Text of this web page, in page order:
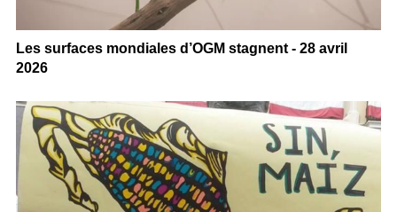
Les surfaces mondiales d’OGM stagnent - 28 avril
2026